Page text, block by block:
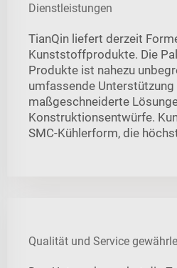
Dienstleistungen
TianQin liefert derzeit
Kunststoffprodukte. Die
Produkte ist nahezu
umfassende Unterstützung
maßgeschneiderte
Konstruktionsentwürfe.
SMC-Kühlerform, die
Qualität und Service